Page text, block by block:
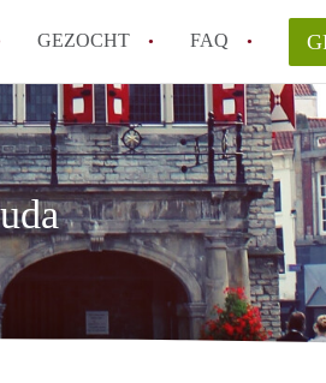
GEZOCHT FAQ
om in Gouda een kamer te vinden!
to translate KamerGouda!
is KamerGouda?
is de privacyverklaring van KamerGouda?
KamerGouda makelaarsvergoeding/
veelgestelde vragen